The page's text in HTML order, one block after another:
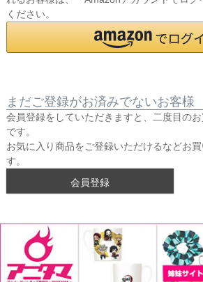
ください。
まだご登録がお済みでないお客様
会員登録をしていただきますと、二度目の
です。
お気に入り商品をご登録いただけるなどお
す。
会員登録